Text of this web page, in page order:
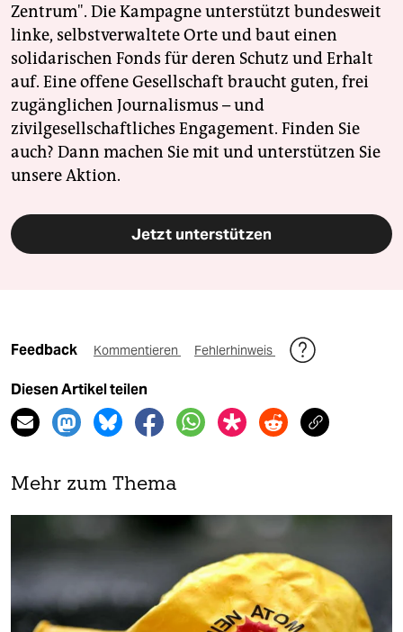
Zentrum". Die Kampagne unterstützt bundesweit
linke, selbstverwaltete Orte und baut einen
solidarischen Fonds für deren Schutz und Erhalt
auf. Eine offene Gesellschaft braucht guten, frei
zugänglichen Journalismus – und
zivilgesellschaftliches Engagement. Finden Sie
auch? Dann machen Sie mit und unterstützen Sie
unsere Aktion.
Jetzt unterstützen
Feedback Kommentieren Fehlerhinweis
Diesen Artikel teilen
Mehr zum Thema